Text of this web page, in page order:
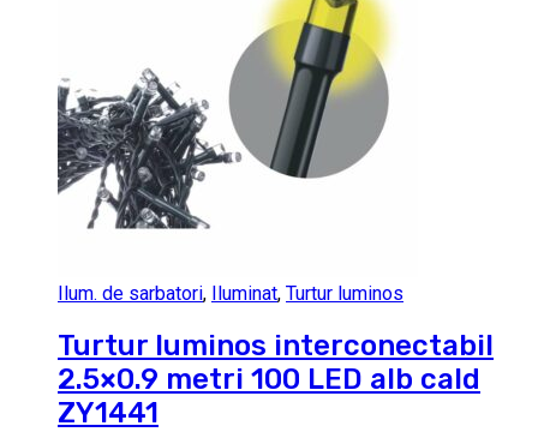
Ilum. de sarbatori, Iluminat, Turtur luminos
Turtur luminos interconectabil
2.5×0.9 metri 100 LED alb cald
ZY1441